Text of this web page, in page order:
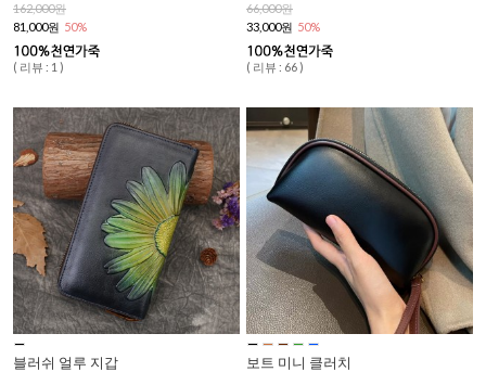
162,000원
81,000원 50%
( 리뷰 : 1 )
66,000원
33,000원 50%
( 리뷰 : 66 )
블러쉬 얼루 지갑 보트 미니 클러치